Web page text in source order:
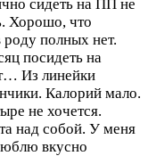
сидеть на ПП не
Хорошо, что
полных нет.
посидеть на
Из линейки
Калорий мало.
не хочется.
над собой. У меня
вкусно